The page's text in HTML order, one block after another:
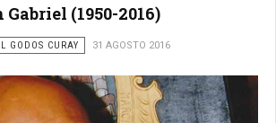
(1950-2016)
GODOS CURAY 31 AGOSTO 2016